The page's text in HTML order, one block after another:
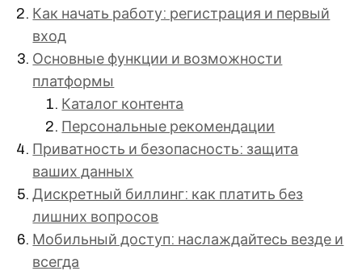
Как начать работу: регистрация и первый
вход
Основные функции и возможности
платформы
Каталог контента
Персональные рекомендации
Приватность и безопасность: защита
ваших данных
Дискретный биллинг: как платить без
лишних вопросов
Мобильный доступ: наслаждайтесь везде и
всегда